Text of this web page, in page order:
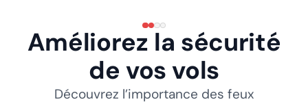
Améliorez la sécurité
de vos vols
Découvrez l’importance des feux